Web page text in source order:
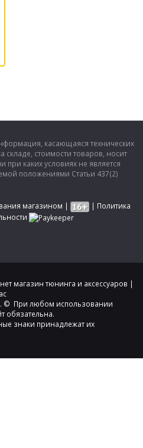
касающаяся технических
складе, стоимости товаров, носит
каких условиях не является
положениями Статьи 437(2)
магазином | | Политика
магазин тюнинга и аксессуаров |
© При любом использовании
обязательна.
знаки принадлежат их